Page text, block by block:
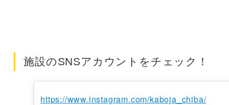
施設のSNSアカウントをチェック！
https://www.instagram.com/kaboja_chiba/